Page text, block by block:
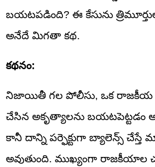
బయటపడింది? ఈ కేసును
అనేదే మిగతా కథ.
కథనం:
నిజాయితీ గల పోలీసు, ఒక రాజకీయ
చేసిన అకృత్యాలను బయటపెట్టడం
కానీ దాన్ని పర్ఫెక్టుగా బ్యాలెన్స్ చేస్తే
అవుతుంది. ముఖ్యంగా రాజకీయాల